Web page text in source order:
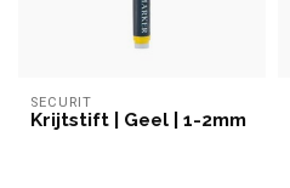
SECURIT
Krijtstift | Geel | 1-2mm